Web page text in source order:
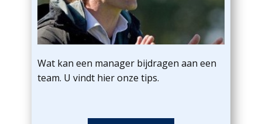
Wat kan een manager bijdragen aan een
team. U vindt hier onze tips.